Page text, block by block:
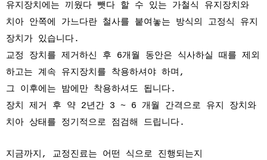
유지장치에는 끼웠다 뺏다 할 수 있는 가철식 유지장치와
치아 안쪽에 가느다란 철사를 붙여놓는 방식의 고정식 유지
장치가 있습니다.
교정 장치를 제거하신 후 6개월 동안은 식사하실 때를 제외
하고는 계속 유지장치를 착용하셔야 하며,
그 이후에는 밤에만 착용하셔도 됩니다.
장치 제거 후 약 2년간 3 ~ 6 개월 간격으로 유지 장치와
치아 상태를 정기적으로 점검해 드립니다.
지금까지, 교정진료는 어떤 식으로 진행되는지